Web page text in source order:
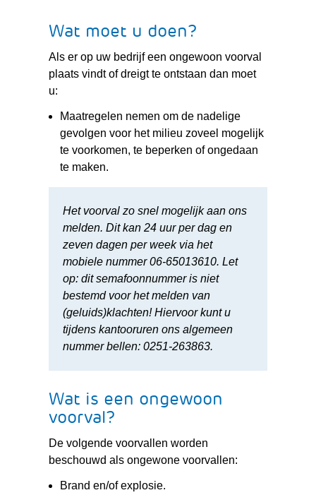
Wat moet u doen?
Als er op uw bedrijf een ongewoon voorval
plaats vindt of dreigt te ontstaan dan moet
u:
Maatregelen nemen om de nadelige
gevolgen voor het milieu zoveel mogelijk
te voorkomen, te beperken of ongedaan
te maken.
Het voorval zo snel mogelijk aan ons
melden. Dit kan 24 uur per dag en
zeven dagen per week via het
mobiele nummer 06-65013610. Let
op: dit semafoonnummer is niet
bestemd voor het melden van
(geluids)klachten! Hiervoor kunt u
tijdens kantooruren ons algemeen
nummer bellen: 0251-263863.
Wat is een ongewoon
voorval?
De volgende voorvallen worden
beschouwd als ongewone voorvallen:
Brand en/of explosie.